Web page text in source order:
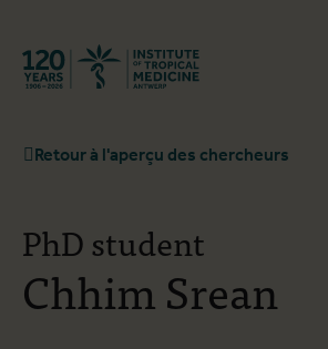
Retourner à la
Retour à l'aperçu des chercheurs
Chhim Srean
PhD student